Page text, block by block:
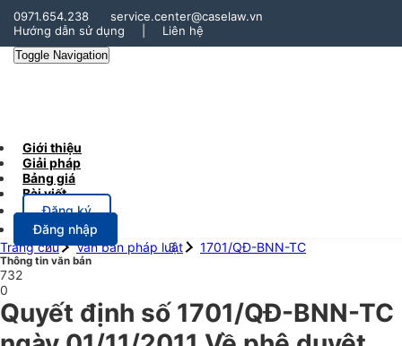
0971.654.238
service.center@caselaw.vn
Hướng dẫn sử dụng
Liên hệ
Toggle Navigation
Giới thiệu
Giải pháp
Bảng giá
Bài viết
Đăng ký
Đăng nhập
Trang chủ
Văn bản pháp luật 1701/QĐ-BNN-TC
Thông tin văn bản
732
0
Quyết định số 1701/QĐ-BNN-TC